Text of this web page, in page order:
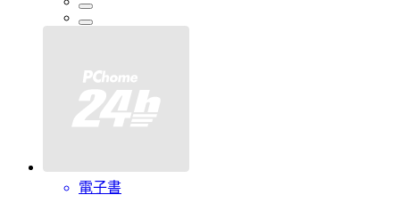
電子書